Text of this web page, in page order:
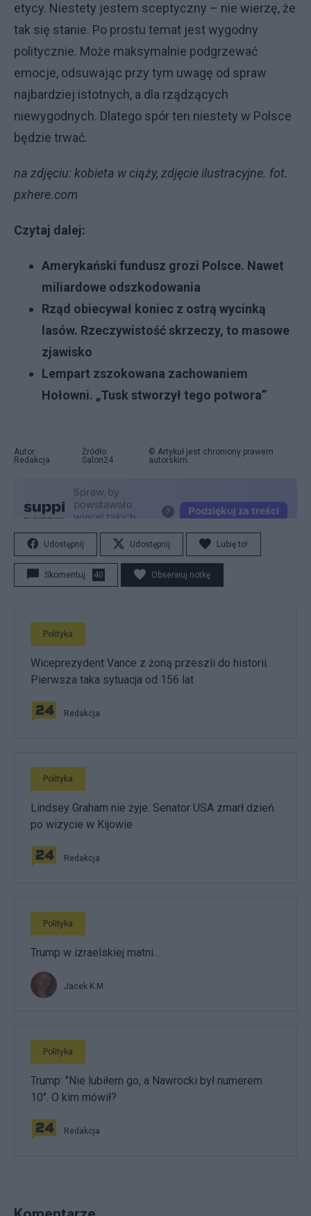
etycy. Niestety jestem sceptyczny – nie wierzę, że
tak się stanie. Po prostu temat jest wygodny
politycznie. Może maksymalnie podgrzewać
emocje, odsuwając przy tym uwagę od spraw
najbardziej istotnych, a dla rządzących
niewygodnych. Dlatego spór ten niestety w Polsce
będzie trwać.
na zdjęciu: kobieta w ciąży, zdjęcie ilustracyjne. fot.
pxhere.com
Czytaj dalej:
Amerykański fundusz grozi Polsce. Nawet
miliardowe odszkodowania
Rząd obiecywał koniec z ostrą wycinką
lasów. Rzeczywistość skrzeczy, to masowe
zjawisko
Lempart zszokowana zachowaniem
Hołowni. „Tusk stworzył tego potwora”
Autor:
Redakcja
Źródło:
Salon24
© Artykuł jest chroniony prawem
autorskim.
Udostępnij Udostępnij Lubię to!
Skomentuj 40 Obserwuj notkę
Polityka
Wiceprezydent Vance z żoną przeszli do historii.
Pierwsza taka sytuacja od 156 lat
Redakcja
Polityka
Lindsey Graham nie żyje. Senator USA zmarł dzień
po wizycie w Kijowie
Redakcja
Polityka
Trump w izraelskiej matni…
Jacek K.M.
Polityka
Trump: "Nie lubiłem go, a Nawrocki był numerem
10". O kim mówił?
Redakcja